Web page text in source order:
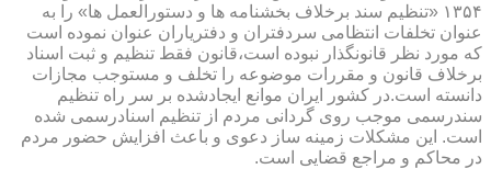
۱۳۵۴ «تنظیم سند برخلاف بخشنامه ها و دستورالعمل ها» را به
عنوان تخلفات انتظامی سردفتران و دفتریاران عنوان نموده است
که مورد نظر قانونگذار نبوده است،قانون فقط تنظیم و ثبت اسناد
برخلاف قانون و مقررات موضوعه را تخلف و مستوجب مجازات
دانسته است.در کشور ایران موانع ایجادشده بر سر راه تنظیم
سندرسمی موجب روی گردانی مردم از تنظیم اسنادرسمی شده
است. این مشکلات زمینه ساز دعوی و باعث افزایش حضور مردم
در محاکم و مراجع قضایی است.